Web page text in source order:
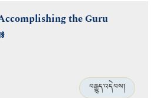
the Guru
བརྒྱུད་འདེབས།